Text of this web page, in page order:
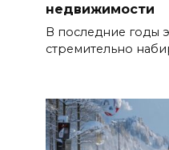
недвижимости
В последние годы
стремительно